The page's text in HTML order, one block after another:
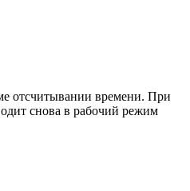
отсчитывании времени. При
снова в рабочий режим